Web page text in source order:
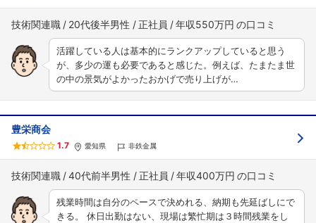
技術関連職 20代後半男性 正社員 年収550万円
活躍している人は基本的にランクアップしていると思う
が、多少の運も必要であると感じた。例えば、たまたま世
の中の景気がよかったおかげで売り上げが…
豊栄商会
1.7 愛知県 非鉄金属
技術関連職 40代前半男性 正社員 年収400万円
残業時間は自分のペースで決めれる、納期も先延ばしにで
きる。 休日出勤はない、現場は繁忙期は３時間残業をし